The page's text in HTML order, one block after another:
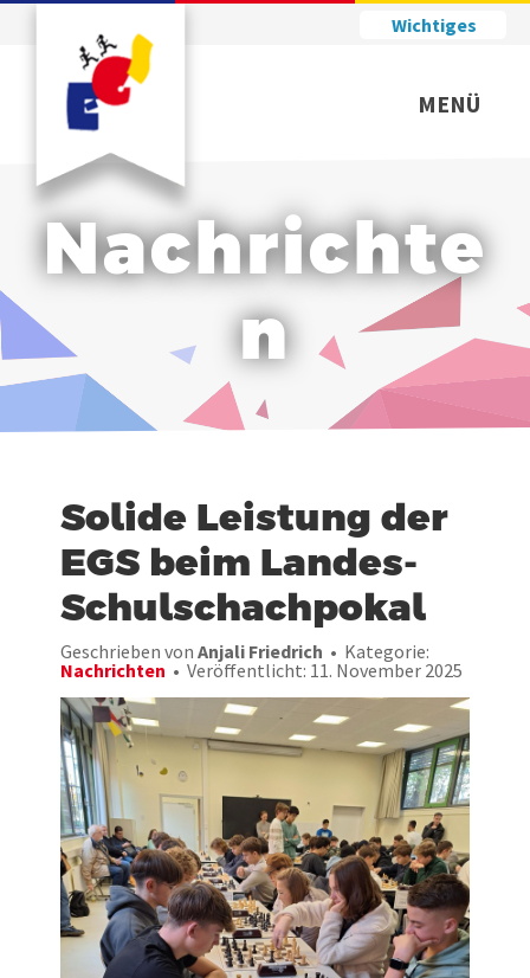
Wichtiges
MENÜ
Nachrichte
n
Solide Leistung der
EGS beim Landes-
Schulschachpokal
Geschrieben von Anjali Friedrich
Kategorie:
Nachrichten
Veröffentlicht: 11. November 2025